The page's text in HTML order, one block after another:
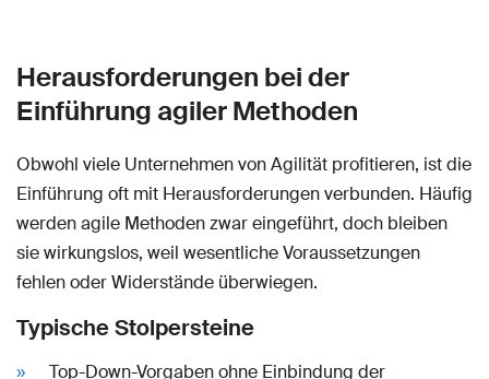
Herausforderungen bei der
Einführung agiler Methoden
Obwohl viele Unternehmen von Agilität profitieren, ist die
Einführung oft mit Herausforderungen verbunden. Häufig
werden agile Methoden zwar eingeführt, doch bleiben
sie wirkungslos, weil wesentliche Voraussetzungen
fehlen oder Widerstände überwiegen.
Typische Stolpersteine
Top-Down-Vorgaben ohne Einbindung der